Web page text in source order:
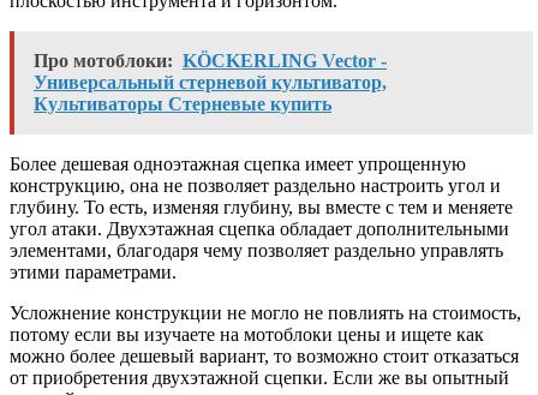
Про мотоблоки: KÖCKERLING Vector -
Универсальный стерневой культиватор,
Культиваторы Стерневые купить
Более дешевая одноэтажная сцепка имеет упрощенную
конструкцию, она не позволяет раздельно настроить угол и
глубину. То есть, изменяя глубину, вы вместе с тем и меняете
угол атаки. Двухэтажная сцепка обладает дополнительными
элементами, благодаря чему позволяет раздельно управлять
этими параметрами.
Усложнение конструкции не могло не повлиять на стоимость,
потому если вы изучаете на мотоблоки цены и ищете как
можно более дешевый вариант, то возможно стоит отказаться
от приобретения двухэтажной сцепки. Если же вы опытный